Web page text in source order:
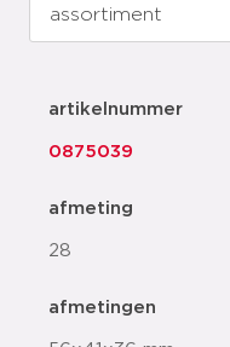
artikelnummer
0875039
afmeting
28
afmetingen